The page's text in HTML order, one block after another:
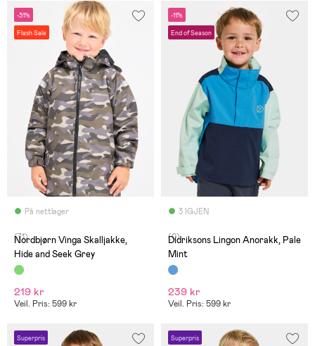
-31%
Flash Sale
På nettlager
(71)
Nordbjørn Vinga Skalljakke,
Hide and Seek Grey
219 kr
Veil. Pris: 599 kr
-11%
End of Season
3 IGJEN
(0)
Didriksons Lingon Anorakk, Pale
Mint
239 kr
Veil. Pris: 599 kr
Superpris Superpris